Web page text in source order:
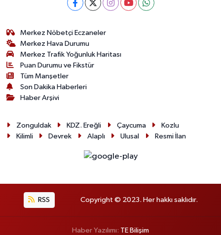
Merkez Nöbetçi Eczaneler
Merkez Hava Durumu
Merkez Trafik Yoğunluk Haritası
Puan Durumu ve Fikstür
Tüm Manşetler
Son Dakika Haberleri
Haber Arşivi
Zonguldak KDZ. Ereğli Çaycuma
Kozlu
Kilimli
Devrek Alaplı Ulusal Resmi İlan
RSS Copyright © 2023. Her hakkı saklıdır.
Haber Yazılımı: TE Bilişim